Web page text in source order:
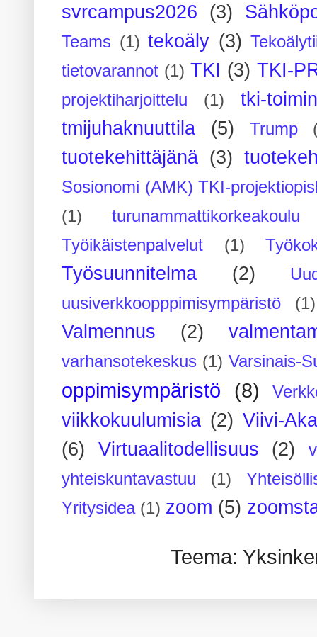
svrcampus2026
(3)
Teams (1) tekoäly (3)
tietovarannot (1) TKI (3) TKI-
projektiharjoittelu (1)
tki-
tmijuhaknuuttila
(5) Trump
tuotekehittäjänä (3)
Sosionomi (AMK) TKI-
(1)
turunammattikorkeakoulu
Työikäistenpalvelut
(1)
Työsuunnitelma (2)
uusiverkkoopppimisympäristö
(1)
Valmennus (2)
varhansotekeskus (1) Varsinais-
oppimisympäristö (8)
viikkokuulumisia (2) Viivi-
(6)
Virtuaalitodellisuus (2)
yhteiskuntavastuu
(1)
Yritysidea (1) zoom (5)
Teema: